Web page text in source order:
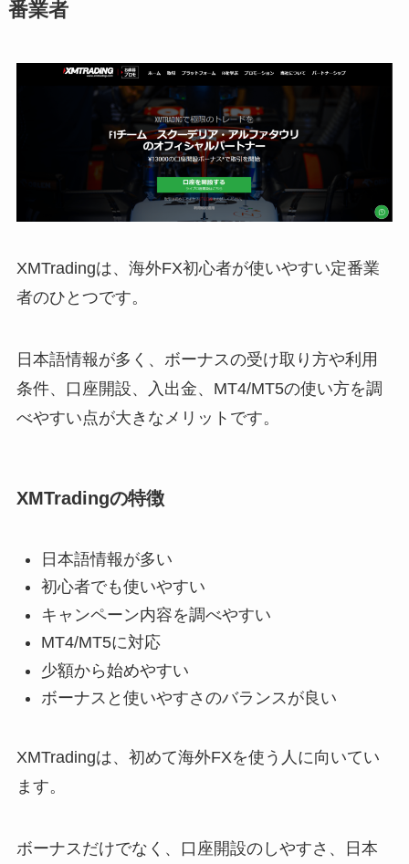
番業者
XMTradingは、海外FX初心者が使いやすい定番業
者のひとつです。
日本語情報が多く、ボーナスの受け取り方や利用
条件、口座開設、入出金、MT4/MT5の使い方を調
べやすい点が大きなメリットです。
XMTradingの特徴
日本語情報が多い
初心者でも使いやすい
キャンペーン内容を調べやすい
MT4/MT5に対応
少額から始めやすい
ボーナスと使いやすさのバランスが良い
XMTradingは、初めて海外FXを使う人に向いてい
ます。
ボーナスだけでなく、口座開設のしやすさ、日本